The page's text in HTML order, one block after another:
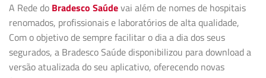
A Rede do Bradesco Saúdevai além de nomes de hospitais
renomados, profissionais e laboratórios de alta qualidade,
Com o objetivo de sempre facilitar o dia a dia dos seus
segurados, a Bradesco Saúde disponibilizou para download a
versão atualizada do seu aplicativo, oferecendo novas